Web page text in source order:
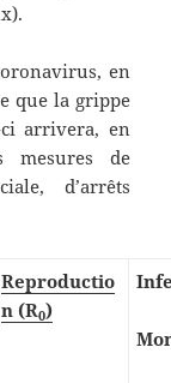
en
que la grippe
arrivera, en
mesures de
d’arrêts
Reproductio
n (R0)